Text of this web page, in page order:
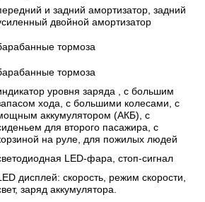
и задний амортизатор, задний
двойной амортизатор
тормоза
тормоза
уровня заряда , с большим
хода, с большими колесами, с
аккумулятором (АКБ), с
для второго пасажира, с
на руле, для пожилых людей
LED-фара, стоп-сигнал
дисплей: скорость, режим скорости,
заряд аккумулятора.